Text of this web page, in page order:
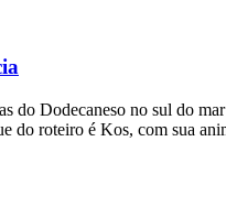
do Dodecaneso no sul do
do roteiro é Kos, com sua